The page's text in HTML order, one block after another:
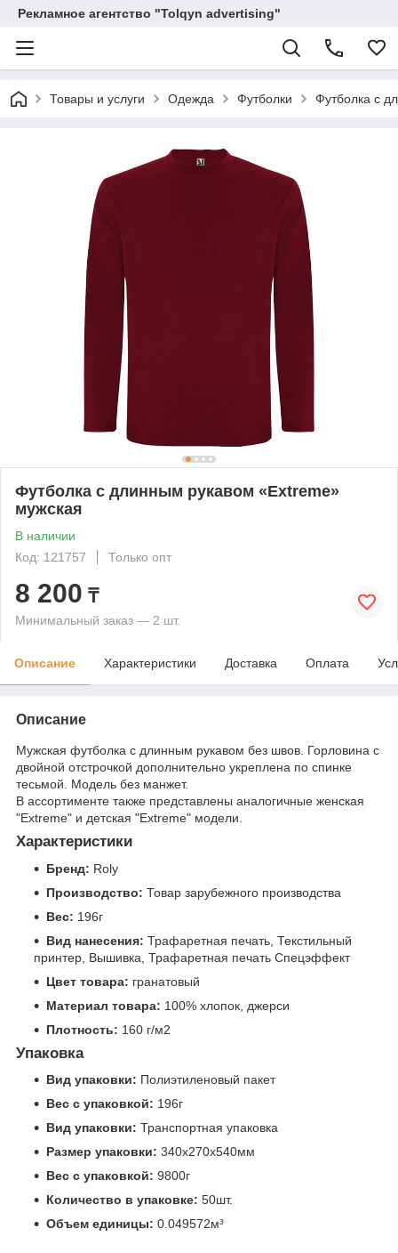
Рекламное агентство "Tolqyn advertising"
Товары и услуги Одежда Футболки Футболка c
Футболка c длинным рукавом «Extreme»
мужская
В наличии
Код: 121757
Только опт
8 200 ₸
Минимальный заказ — 2 шт.
Описание Характеристики Доставка Оплата
Описание
Мужская футболка с длинным рукавом без швов. Горловина с
двойной отстрочкой дополнительно укреплена по спинке
тесьмой. Модель без манжет.
В ассортименте также представлены аналогичные женская
"Extreme" и детская "Extreme" модели.
Характеристики
Бренд: Roly
Производство: Товар зарубежного производства
Вес: 196г
Вид нанесения: Трафаретная печать, Текстильный
принтер, Вышивка, Трафаретная печать Спецэффект
Цвет товара: гранатовый
Материал товара: 100% хлопок, джерси
Плотность: 160 г/м2
Упаковка
Вид упаковки: Полиэтиленовый пакет
Вес с упаковкой: 196г
Вид упаковки: Транспортная упаковка
Размер упаковки: 340x270x540мм
Вес с упаковкой: 9800г
Количество в упаковке: 50шт.
Объем единицы: 0.049572м³